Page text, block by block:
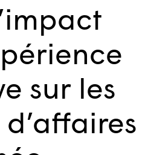
sur les